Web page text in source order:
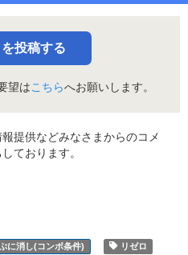
投稿する
望はこちらへお願いします。
提供などみなさまからのコメ
ております。
に消し(コンボ条件) リゼロ